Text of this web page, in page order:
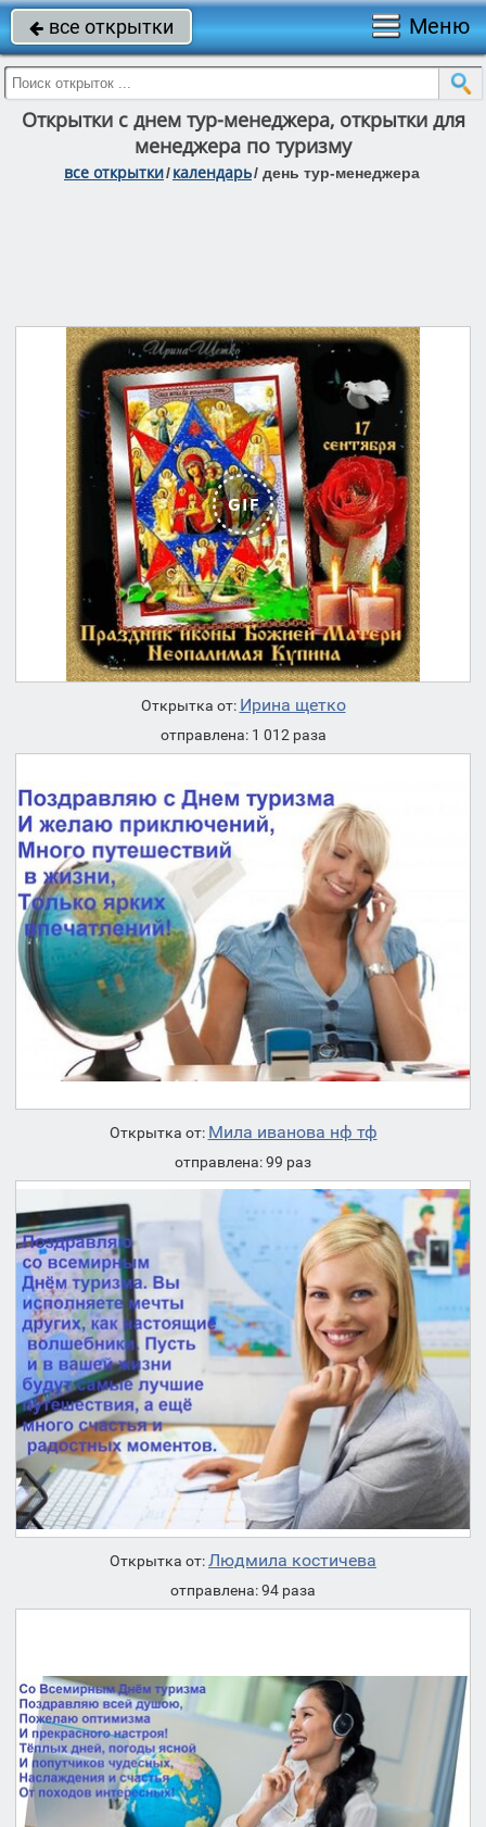
 все открытки Меню
Открытки с днем тур-менеджера, открытки для
менеджера по туризму
все открытки/календарь/ день тур-менеджера
Открытка от: Ирина щетко
отправлена: 1 012 раза
Открытка от: Мила иванова нф тф
отправлена: 99 раз
Открытка от:Людмила костичева
отправлена: 94 раза